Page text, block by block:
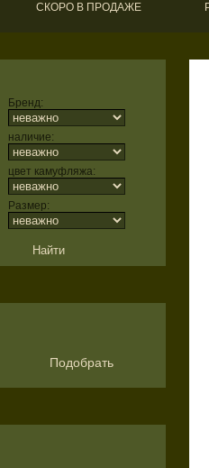
СКОРО В ПРОДАЖЕ
Бренд:
наличие:
цвет камуфляжа:
Размер:
Подобрать